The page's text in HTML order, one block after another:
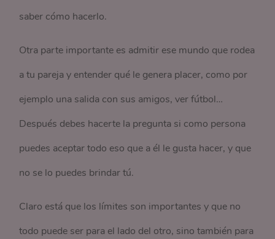
saber cómo hacerlo.
Otra parte importante es admitir ese mundo que rodea
a tu pareja y entender qué le genera placer, como por
ejemplo una salida con sus amigos, ver fútbol…
Después debes hacerte la pregunta si como persona
puedes aceptar todo eso que a él le gusta hacer, y que
no se lo puedes brindar tú.
Claro está que los límites son importantes y que no
todo puede ser para el lado del otro, sino también para